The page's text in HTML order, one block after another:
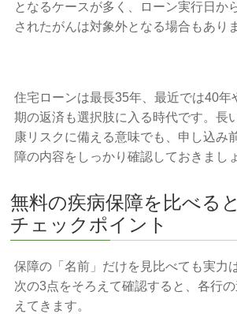
となるケースが多く、ローン実行日か
されたがんは対象外となる場合もあり
住宅ローンは最長35年、最近では40年
期の返済も選択肢に入る時代です。長
康リスクに備える意味でも、申し込み
障の内容をしっかり確認しておきまし
無料の疾病保障を比べる
チェックポイント
保障の「名前」だけを見比べても実力
次の3点をそろえて確認すると、各行
えてきます。